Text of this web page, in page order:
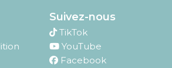
Suivez-nous
TikTok
YouTube
Facebook